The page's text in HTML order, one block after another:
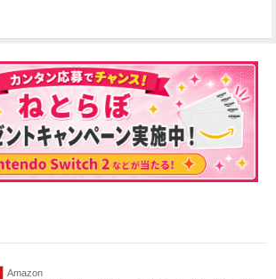
Amazon